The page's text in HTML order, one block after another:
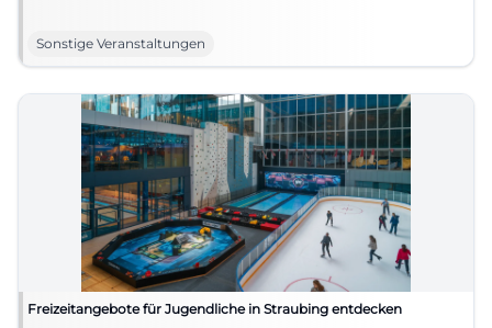
Sonstige Veranstaltungen
Freizeitangebote für Jugendliche in Straubing entdecken